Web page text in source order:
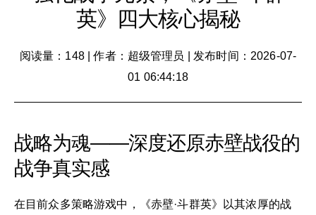
英》四大核心揭秘
阅读量：148|作者：超级管理员
发布时间：2026-07-
01 06:44:18
战略为魂——深度还原赤壁战役的
战争真实感
在目前众多策略游戏中，《赤壁·斗群英》以其浓厚的战